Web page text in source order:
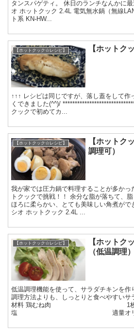
タンスパゲティ。 休日のランチなんかに
オ ホットクック 2.4L 電気無水鍋（無線
ト系 KN-HW...
【ホットクック☆レシピ】 【ホットク
↑↑↑ レシピは同じですが、落し蓋をして作
くできました(^^)/
クックで初めてカ...
【ホットクック☆レシピ】
【ホットク
調理可）
我が家では圧力鍋で料理することが多かっ
トクックで挑戦！！ 余分な脂が落ちて、
ほろに柔らかい、とても美味しい角煮が
シオ ホットクック 2.4L ...
【ホットクック☆レシピ】
【ホットク
（低温調理）
低温調理機能を使って、サラダチキンを作
調理方法よりも、しっとりと食べやすいサ
材料 鶏むね肉 1
塩 適量オリ